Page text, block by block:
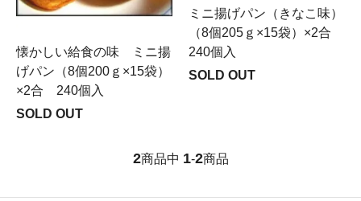
懐かしい給食の味 ミニ揚
げパン（8個200ｇ×15袋）
×2合 240個入
SOLD OUT
ミニ揚げパン（きなこ味）
（8個205ｇ×15袋）×2合
240個入
SOLD OUT
2商品中 1-2商品